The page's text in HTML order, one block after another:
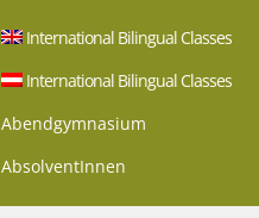
International Bilingual Classes
International Bilingual Classes
Abendgymnasium
AbsolventInnen